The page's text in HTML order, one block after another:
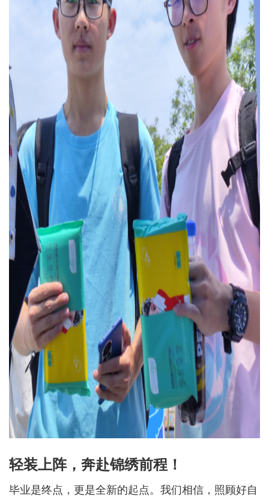
轻装上阵，奔赴锦绣前程！
毕业是终点，更是全新的起点。我们相信，照顾好自